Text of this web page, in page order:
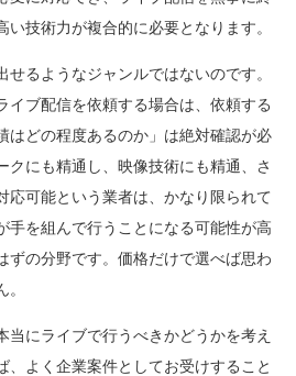
技術力が複合的に必要となります。
せるようなジャンルではないのです。
イブ配信を依頼する場合は、依頼する
はどの程度あるのか」は絶対確認が必
クにも精通し、映像技術にも精通、さ
応可能という業者は、かなり限られて
手を組んで行うことになる可能性が高
ずの分野です。価格だけで選べば思わ
当にライブで行うべきかどうかを考え
、よく企業案件としてお受けすること